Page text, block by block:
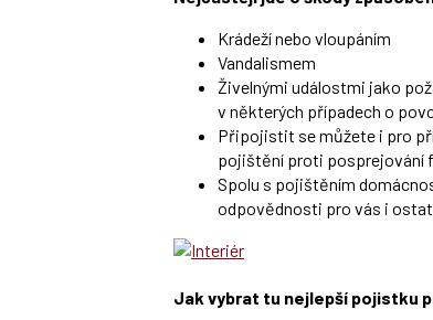
Krádeží nebo vloupáním
Vandalismem
Živelnými událostmi jako
v některých případech o
Připojistit se můžete i pro
pojištění proti posprejování
Spolu s pojištěním
odpovědnosti pro vás i
Jak vybrat tu nejlepší pojistku